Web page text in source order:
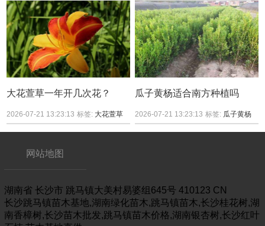
大花萱草一年开几次花？
2026-07-21 13:23:13 标签: 大花萱草
瓜子黄杨适合南方种植吗
2026-07-21 13:23:13 标签: 瓜子黄杨
网站地图
湖南省 长沙市 跳马镇大美村易婆组645号 410123 CN
长沙跳马镇苗木基地,湖南绿化苗木,跳马镇苗木,长沙桂花树,湖
南香樟树,长沙苗木批发,跳马镇苗木价格,湖南银杏树,长沙红叶